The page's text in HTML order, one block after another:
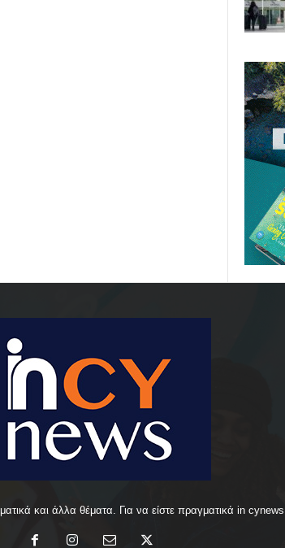
και άλλα θέματα. Για να είστε πραγματικά in